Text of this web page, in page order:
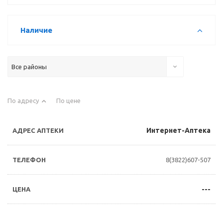
Наличие
Все районы
По адресу По цене
Интернет-Аптека
8(3822)607-507
---